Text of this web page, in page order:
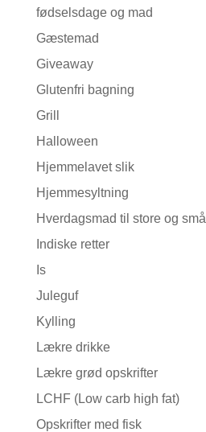
fødselsdage og mad
Gæstemad
Giveaway
Glutenfri bagning
Grill
Halloween
Hjemmelavet slik
Hjemmesyltning
Hverdagsmad til store og små
Indiske retter
Is
Juleguf
Kylling
Lækre drikke
Lækre grød opskrifter
LCHF (Low carb high fat)
Opskrifter med fisk